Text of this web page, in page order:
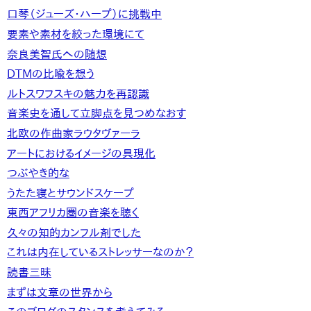
口琴（ジューズ・ハープ）に挑戦中
要素や素材を絞った環境にて
奈良美智氏への随想
DTMの比喩を想う
ルトスワフスキの魅力を再認識
音楽史を通して立脚点を見つめなおす
北欧の作曲家ラウタヴァーラ
アートにおけるイメージの具現化
つぶやき的な
うたた寝とサウンドスケープ
東西アフリカ圏の音楽を聴く
久々の知的カンフル剤でした
これは内在しているストレッサーなのか？
読書三昧
まずは文章の世界から